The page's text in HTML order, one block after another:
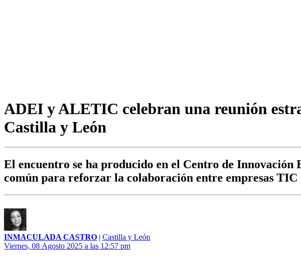
ADEI y ALETIC celebran una reunión
Castilla y León
El encuentro se ha producido en el Centro de
común para reforzar la colaboración entre empresas TIC
INMACULADA CASTRO | Castilla y León
Viernes, 08 Agosto 2025 a las 12:57 pm